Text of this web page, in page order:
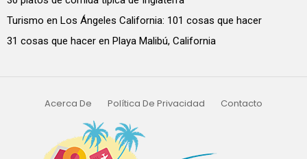
Turismo en Los Ángeles California: 101 cosas que hacer
31 cosas que hacer en Playa Malibú, California
Acerca De Política De Privacidad Contacto